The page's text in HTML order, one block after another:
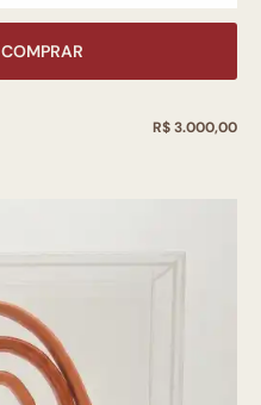
COMPRAR
R$ 3.000,00